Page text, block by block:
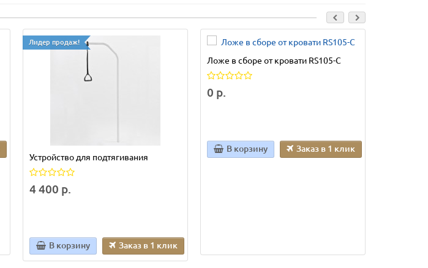
Лидер продаж!
Устройство для подтягивания
4 400 р.
В корзину Заказ в 1 клик
Ложе в сборе от кровати RS105-С
0 р.
В корзину Заказ в 1 клик